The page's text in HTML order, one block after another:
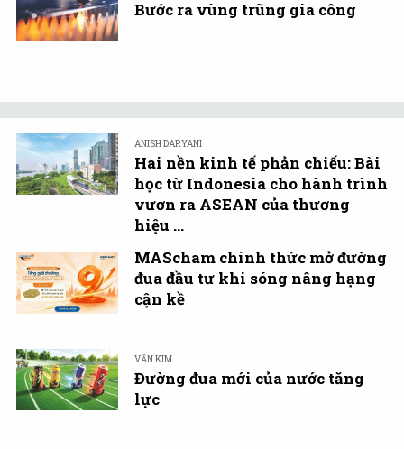
Bước ra vùng trũng gia công
ANISH DARYANI
Hai nền kinh tế phản chiếu: Bài
học từ Indonesia cho hành trình
vươn ra ASEAN của thương
hiệu ...
MAScham chính thức mở đường
đua đầu tư khi sóng nâng hạng
cận kề
VĂN KIM
Đường đua mới của nước tăng
lực